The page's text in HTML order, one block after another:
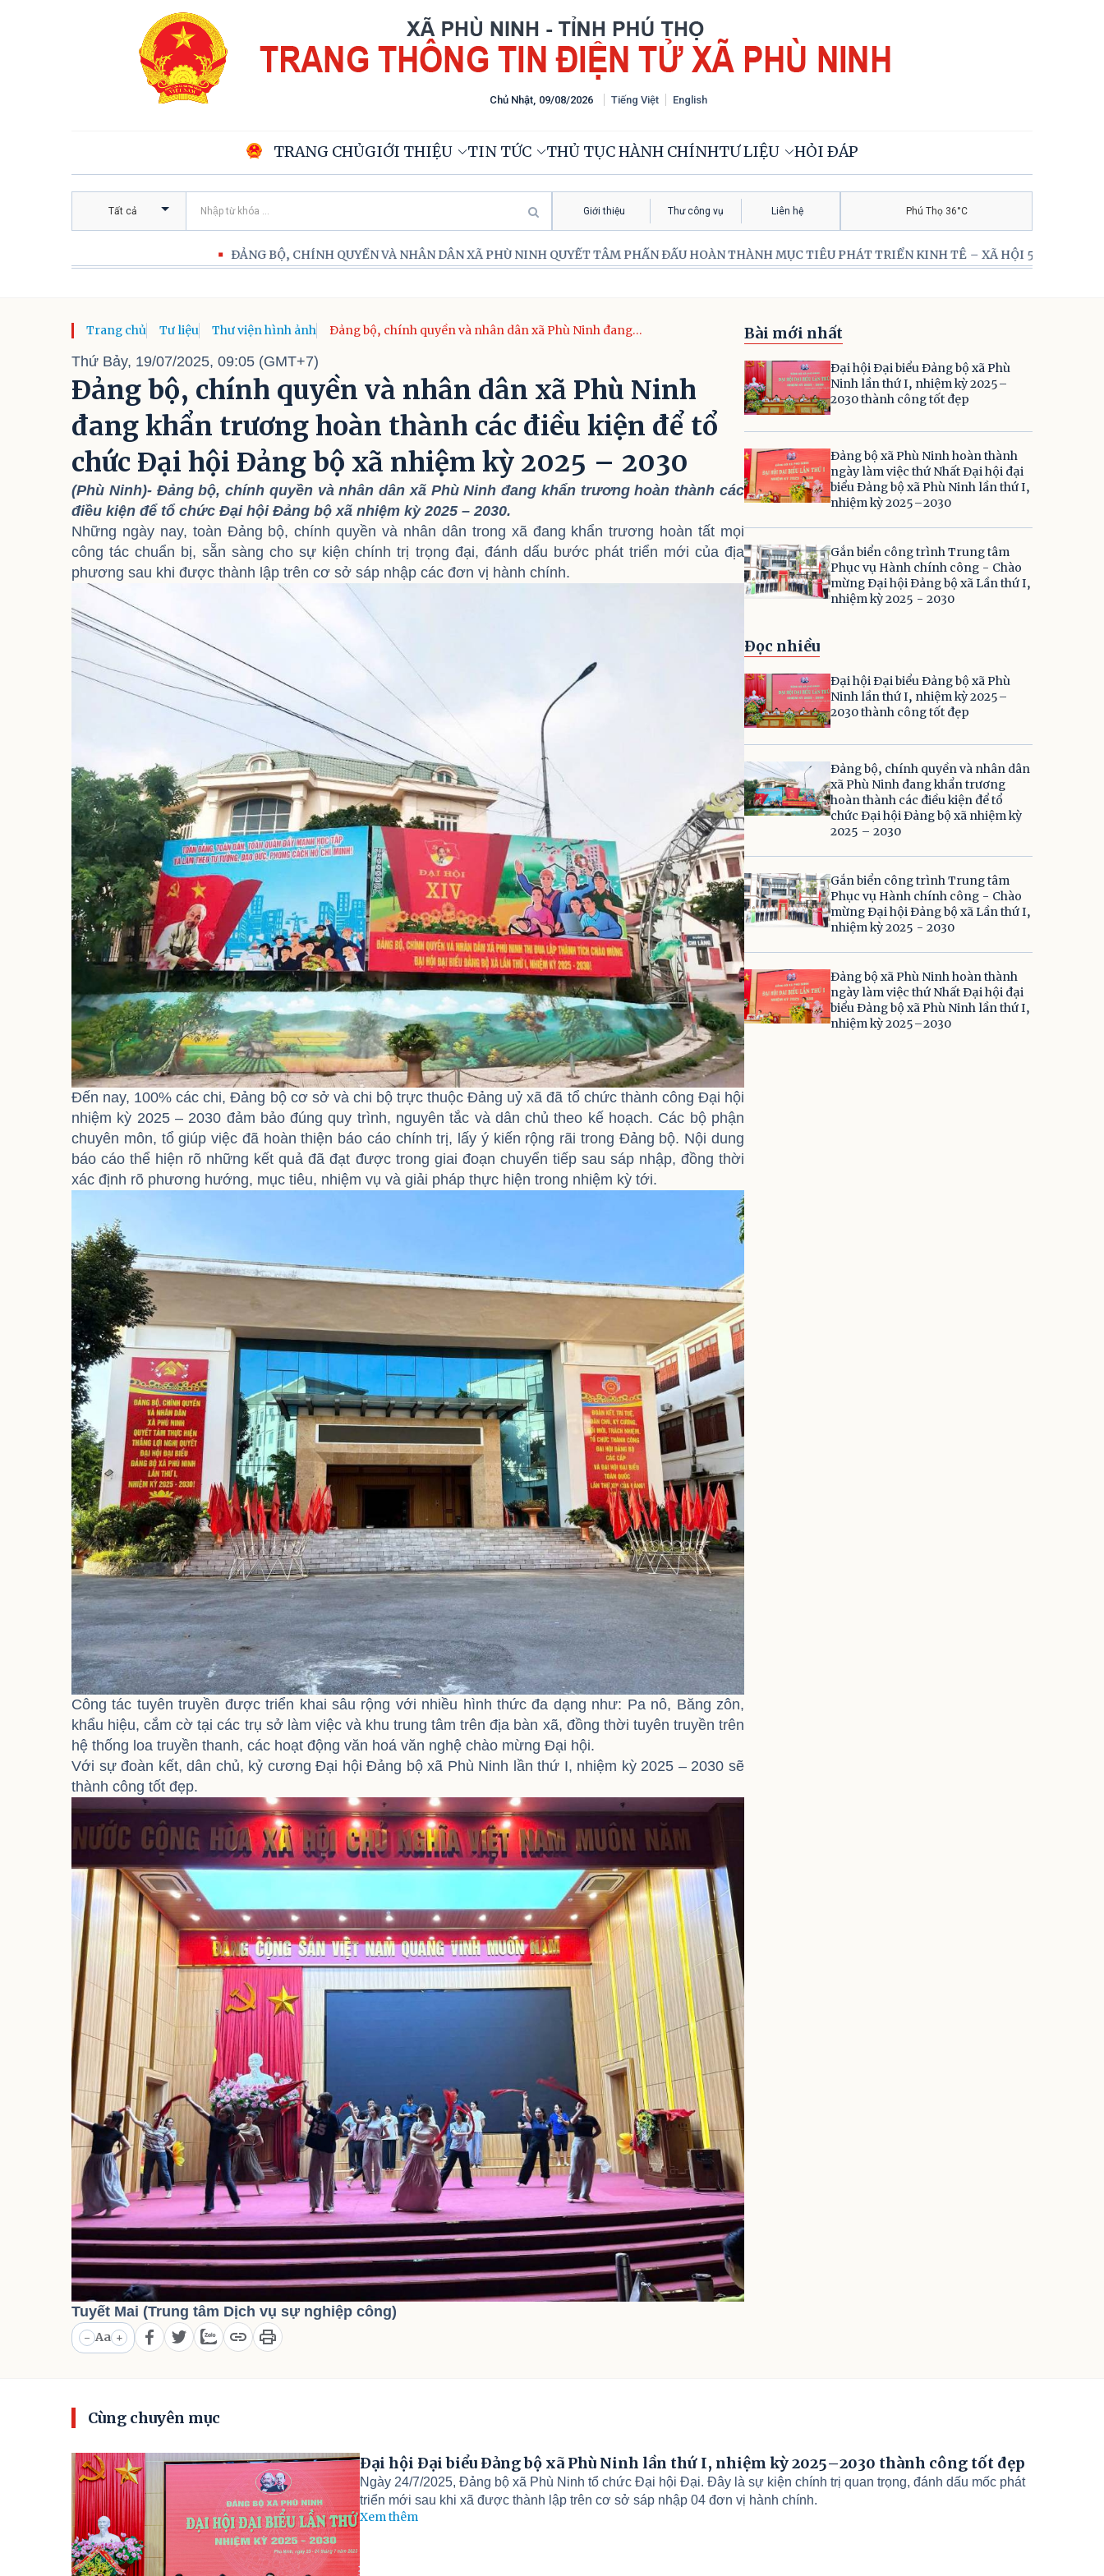
Chủ Nhật, 09/08/2026 Tiếng Việt English
TRANG CHỦGIỚI THIỆU TIN TỨC THỦ TỤC HÀNH CHÍNHTƯ LIỆU HỎI ĐÁP
Tất cả Giới thiệu Thư công vụ Liên hệ Phú Thọ 36°C
ĐẢNG BỘ, CHÍNH QUYỀN VÀ NHÂN DÂN XÃ PHÙ NINH QUYẾT TÂM PHẤN ĐẤU HOÀN THÀNH MỤC TIÊU PHÁT TRIỂN KINH TÊ – XÃ HỘI 5 NĂM 2026-2031!
Trang chủ Tư liệu Thư viện hình ảnh
Đảng bộ, chính quyền và nhân dân xã Phù Ninh đang
Thứ Bảy, 19/07/2025, 09:05 (GMT+7)
Đảng bộ, chính quyền và nhân dân xã Phù Ninh
đang khẩn trương hoàn thành các điều kiện để tổ
chức Đại hội Đảng bộ xã nhiệm kỳ 2025 – 2030
(Phù Ninh)- Đảng bộ, chính quyền và nhân dân xã Phù Ninh đang khẩn trương hoàn thành các
điều kiện để tổ chức Đại hội Đảng bộ xã nhiệm kỳ 2025 – 2030.
Những ngày nay, toàn Đảng bộ, chính quyền và nhân dân trong xã đang khẩn trương hoàn tất mọi
công tác chuẩn bị, sẵn sàng cho sự kiện chính trị trọng đại, đánh dấu bước phát triển mới của địa
phương sau khi được thành lập trên cơ sở sáp nhập các đơn vị hành chính.
Đến nay, 100% các chi, Đảng bộ cơ sở và chi bộ trực thuộc Đảng uỷ xã đã tổ chức thành công Đại hội
nhiệm kỳ 2025 – 2030 đảm bảo đúng quy trình, nguyên tắc và dân chủ theo kế hoạch. Các bộ phận
chuyên môn, tổ giúp việc đã hoàn thiện báo cáo chính trị, lấy ý kiến rộng rãi trong Đảng bộ. Nội dung
báo cáo thể hiện rõ những kết quả đã đạt được trong giai đoạn chuyển tiếp sau sáp nhập, đồng thời
xác định rõ phương hướng, mục tiêu, nhiệm vụ và giải pháp thực hiện trong nhiệm kỳ tới.
Công tác tuyên truyền được triển khai sâu rộng với nhiều hình thức đa dạng như: Pa nô, Băng zôn,
khẩu hiệu, cắm cờ tại các trụ sở làm việc và khu trung tâm trên địa bàn xã, đồng thời tuyên truyền trên
hệ thống loa truyền thanh, các hoạt động văn hoá văn nghệ chào mừng Đại hội.
Với sự đoàn kết, dân chủ, kỷ cương Đại hội Đảng bộ xã Phù Ninh lần thứ I, nhiệm kỳ 2025 – 2030 sẽ
thành công tốt đẹp.
Tuyết Mai (Trung tâm Dịch vụ sự nghiệp công)
- Aa +
Bài mới nhất
Đại hội Đại biểu Đảng bộ xã Phù
Ninh lần thứ I, nhiệm kỳ 2025–
2030 thành công tốt đẹp
Đảng bộ xã Phù Ninh hoàn thành
ngày làm việc thứ Nhất Đại hội đại
biểu Đảng bộ xã Phù Ninh lần thứ I,
nhiệm kỳ 2025–2030
Gắn biển công trình Trung tâm
Phục vụ Hành chính công - Chào
mừng Đại hội Đảng bộ xã Lần thứ I,
nhiệm kỳ 2025 - 2030
Đọc nhiều
Đại hội Đại biểu Đảng bộ xã Phù
Ninh lần thứ I, nhiệm kỳ 2025–
2030 thành công tốt đẹp
Đảng bộ, chính quyền và nhân dân
xã Phù Ninh đang khẩn trương
hoàn thành các điều kiện để tổ
chức Đại hội Đảng bộ xã nhiệm kỳ
2025 – 2030
Gắn biển công trình Trung tâm
Phục vụ Hành chính công - Chào
mừng Đại hội Đảng bộ xã Lần thứ I,
nhiệm kỳ 2025 - 2030
Đảng bộ xã Phù Ninh hoàn thành
ngày làm việc thứ Nhất Đại hội đại
biểu Đảng bộ xã Phù Ninh lần thứ I,
nhiệm kỳ 2025–2030
Cùng chuyên mục
Đại hội Đại biểu Đảng bộ xã Phù Ninh lần thứ I, nhiệm kỳ 2025–2030 thành công tốt đẹp
Ngày 24/7/2025, Đảng bộ xã Phù Ninh tổ chức Đại hội Đại. Đây là sự kiện chính trị quan trọng, đánh dấu mốc phát
triển mới sau khi xã được thành lập trên cơ sở sáp nhập 04 đơn vị hành chính.
Xem thêm